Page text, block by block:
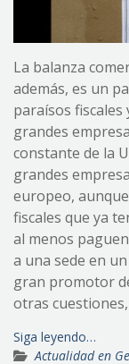
La balanza
además, es un
paraísos
grandes
constante de la
grandes
europeo,
fiscales que ya
al menos
a una sede en
gran promotor
otras
Siga leyendo…
Actualidad en